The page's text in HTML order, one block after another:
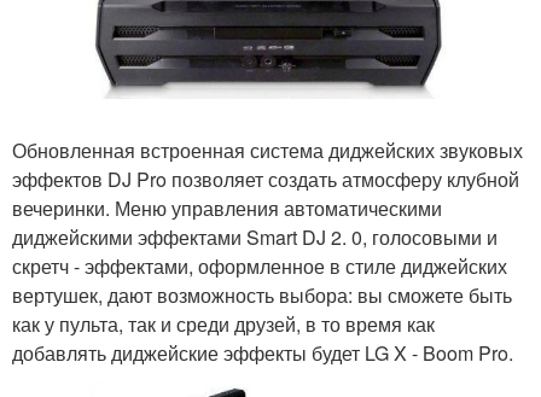
Обновленная встроенная система диджейских звуковых
эффектов DJ Pro позволяет создать атмосферу клубной
вечеринки. Меню управления автоматическими
диджейскими эффектами Smart DJ 2. 0, голосовыми и
скретч - эффектами, оформленное в стиле диджейских
вертушек, дают возможность выбора: вы сможете быть
как у пульта, так и среди друзей, в то время как
добавлять диджейские эффекты будет LG X - Boom Pro.